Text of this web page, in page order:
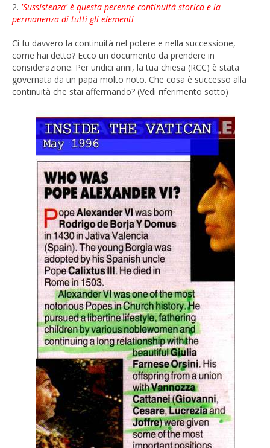
2. 'Sussistenza' è questa perenne continuità storica e la
permanenza di tutti gli elementi
Ci fu davvero la continuità nel potere e nella successione,
come hai detto? Ecco un documento da prendere in
considerazione. Per undici anni, la tua chiesa (RCC) è stata
governata da un papa molto noto. Che cosa è successo alla
continuità che stai affermando? (Vedi riferimento sotto)